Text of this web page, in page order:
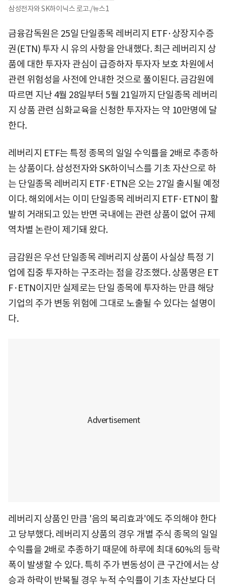
삼성전자와 SK하이닉스 로고./뉴스1
금융감독원은 25일 단일종목 레버리지 ETF·상장지수증
권(ETN) 투자 시 유의 사항을 안내했다. 최근 레버리지 상
품에 대한 투자자 관심이 급증하자 투자자 보호 차원에서
관련 위험성을 사전에 안내한 것으로 풀이된다. 금감원에
따르면 지난 4월 28일부터 5월 21일까지 단일종목 레버리
지 상품 관련 심화교육을 신청한 투자자는 약 10만명에 달
한다.
레버리지 ETF는 특정 종목의 일일 수익률을 2배로 추종하
는 상품이다. 삼성전자와 SK하이닉스를 기초 자산으로 하
는 단일종목 레버리지 ETF·ETN은 오는 27일 출시될 예정
이다. 해외에서는 이미 단일종목 레버리지 ETF·ETN이 활
발히 거래되고 있는 반면 국내에는 관련 상품이 없어 규제
역차별 논란이 제기돼 왔다.
금감원은 우선 단일종목 레버리지 상품이 사실상 특정 기
업에 집중 투자하는 구조라는 점을 강조했다. 상품명은 ET
F·ETN이지만 실제로는 단일 종목에 투자하는 만큼 해당
기업의 주가 변동 위험에 그대로 노출될 수 있다는 설명이
다.
레버리지 상품인 만큼 '음의 복리효과'에도 주의해야 한다
고 당부했다. 레버리지 상품의 경우 개별 주식 종목의 일일
수익률을 2배로 추종하기 때문에 하루에 최대 60%의 등락
폭이 발생할 수 있다. 특히 주가 변동성이 큰 구간에서는 상
승과 하락이 반복될 경우 누적 수익률이 기초 자산보다 더